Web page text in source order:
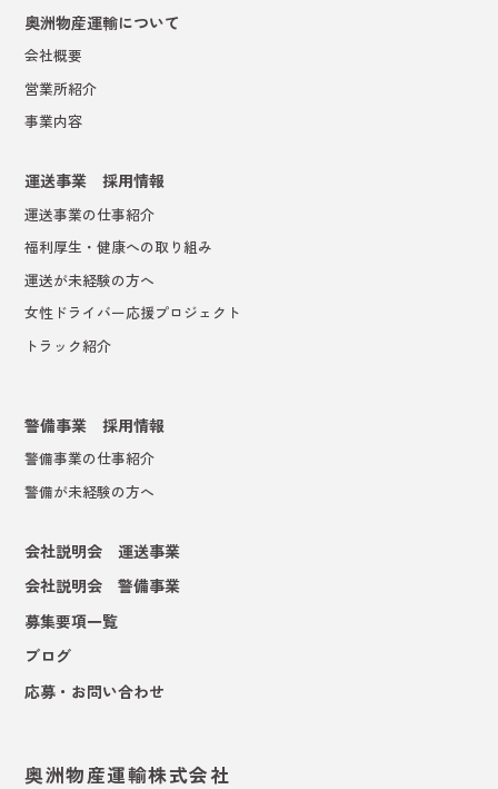
奥洲物産運輸について
会社概要
営業所紹介
事業内容
運送事業 採用情報
運送事業の仕事紹介
福利厚生・健康への取り組み
運送が未経験の方へ
女性ドライバー応援プロジェクト
トラック紹介
警備事業 採用情報
警備事業の仕事紹介
警備が未経験の方へ
会社説明会 運送事業
会社説明会 警備事業
募集要項一覧
ブログ
応募・お問い合わせ
奥洲物産運輸株式会社